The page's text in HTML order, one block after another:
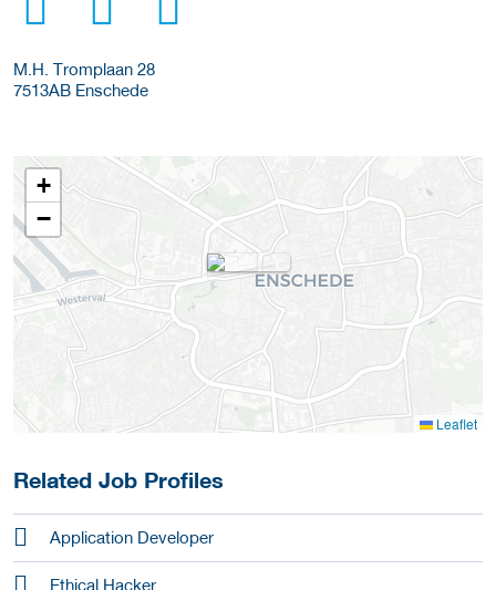
M.H. Tromplaan 28
7513AB Enschede
+
−
Leaflet
Related Job Profiles
Application Developer
Ethical Hacker